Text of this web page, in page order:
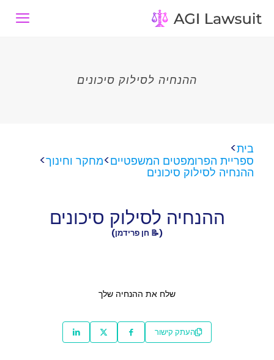
ההנחיה לסילוק סיכונים
בית>
ספריית הפרומפטים המשפטיים>מחקר וחינוך>
ההנחיה לסילוק סיכונים
ההנחיה לסילוק סיכונים
(📝 חן פרידמן)
שלח את ההנחיה שלך
העתק קישור